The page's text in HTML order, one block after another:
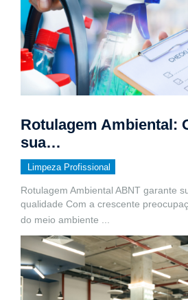
Rotulagem Ambiental:
sua…
Limpeza Profissional
Rotulagem Ambiental ABNT garante
qualidade Com a crescente
do meio ambiente